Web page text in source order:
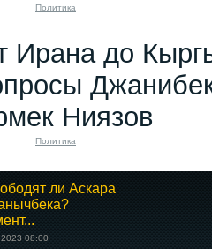
Политика
Ирана до
Ниязов
Политика
ли Аскара
08:00